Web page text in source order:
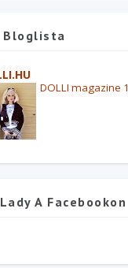
Bloglista
DOLLI magazine 1
A Facebookon